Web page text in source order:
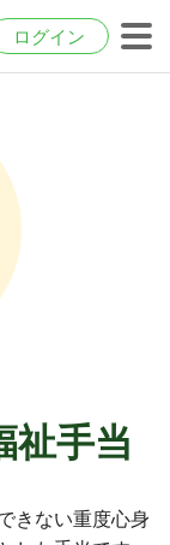
ログイン
祉手当
きない重度心身